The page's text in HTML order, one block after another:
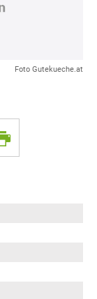
Foto Gutekueche.at